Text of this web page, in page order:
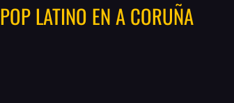
POP LATINO EN A CORUÑA